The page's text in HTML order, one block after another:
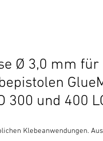
Ø 3,0 mm für
300 und 400
Klebeanwendungen.